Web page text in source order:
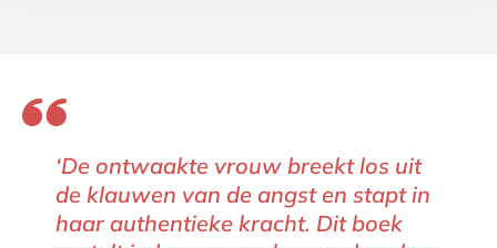
‘De ontwaakte vrouw breekt los uit
de klauwen van de angst en stapt in
haar authentieke kracht. Dit boek